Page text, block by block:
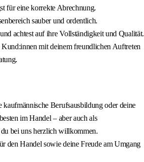
für eine korrekte Abrechnung.
sauber und ordentlich.
achtest auf ihre Vollständigkeit und Qualität.
Kund:innen mit deinem freundlichen Auftreten
kaufmännische Berufsausbildung oder deine
im Handel – aber auch als
bei uns herzlich willkommen.
den Handel sowie deine Freude am Umgang